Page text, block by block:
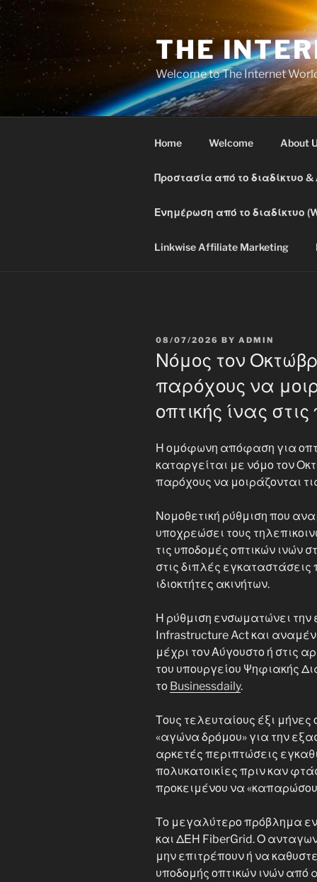
Skip
content
THE
Welcome to The Internet
Home Welcome About
Προστασία από το διαδίκτυο
Ενημέρωση από το διαδίκτυο
Linkwise Affiliate Marketing
POSTED
08/07/2026 BY ADMIN
Νόμος τον
παρόχους να
οπτικής ίνας
Η ομόφωνη απόφαση για
καταργείται με νόμο τον
παρόχους να μοιράζονται
Νομοθετική ρύθμιση που
υποχρεώσει τους
τις υποδομές οπτικών ινών
στις διπλές
ιδιοκτήτες ακινήτων.
Η ρύθμιση ενσωματώνει την
Infrastructure Act και
μέχρι τον Αύγουστο ή στις
του υπουργείου Ψηφιακής
το Businessdaily.
Τους τελευταίους έξι μήνες
«αγώνα δρόμου» για την
αρκετές περιπτώσεις
πολυκατοικίες πριν καν
προκειμένου να
Το μεγαλύτερο πρόβλημα
και ΔΕΗ FiberGrid. Ο
μην επιτρέπουν ή να
υποδομής οπτικών ινών από